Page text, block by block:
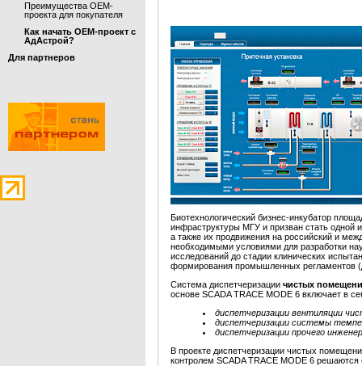
Преимущества OEM-
проекта для покупателя
Как начать OEM-проект с
АдАстрой?
Для партнеров
Биотехнологический бизнес-инкубатор
инфраструктуры МГУ и призван стать одной
а также их продвижения на российский и
необходимыми условиями для разработки
исследований до стадии клинических
формирования промышленных регламентов
Система диспетчеризации чистых
основе SCADA TRACE MODE 6 включает в
диспетчеризации вентиляции
диспетчеризации системы
диспетчеризации прочего
В проекте диспетчеризации чистых
контролем SCADA TRACE MODE 6